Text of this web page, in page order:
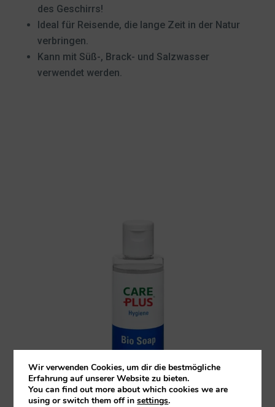
des Geschirrs!
Ideal für Reisende, die lange Zeit in der Natur
verbringen.
Kann mit Süß-, Brack- und Salzwasser
verwendet werden.
Wir verwenden Cookies, um dir die bestmögliche
Erfahrung auf unserer Website zu bieten.
You can find out more about which cookies we are
using or switch them off insettings.